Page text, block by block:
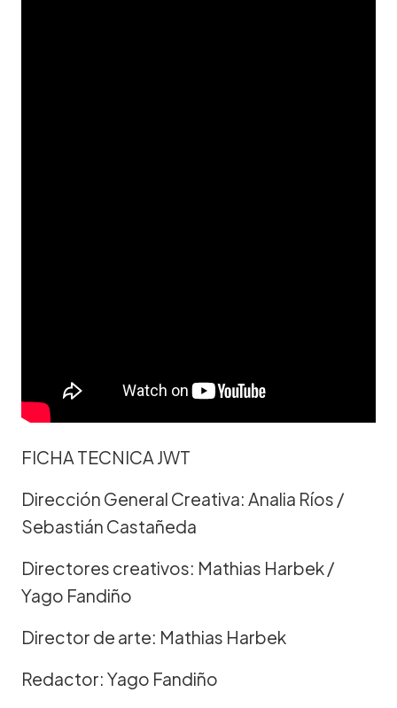
FICHA TECNICA JWT
Dirección General Creativa: Analia Ríos /
Sebastián Castañeda
Directores creativos: Mathias Harbek /
Yago Fandiño
Director de arte: Mathias Harbek
Redactor: Yago Fandiño